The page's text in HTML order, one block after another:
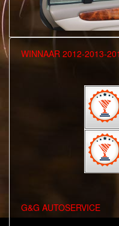
WINNAAR 2012-2013-
G&G AUTOSERVICE